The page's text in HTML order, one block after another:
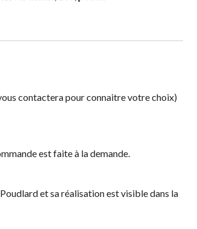
contactera pour connaitre votre choix)
est faite à la demande.
et sa réalisation est visible dans la